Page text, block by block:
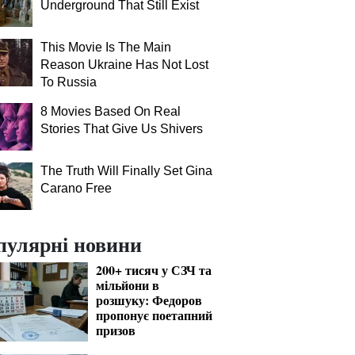
Underground That Still Exist
This Movie Is The Main
Reason Ukraine Has Not Lost
To Russia
8 Movies Based On Real
Stories That Give Us Shivers
The Truth Will Finally Set Gina
Carano Free
новини
200+ тисяч у СЗЧ та
мільйони в
розшуку: Федоров
пропонує поетапний
призов